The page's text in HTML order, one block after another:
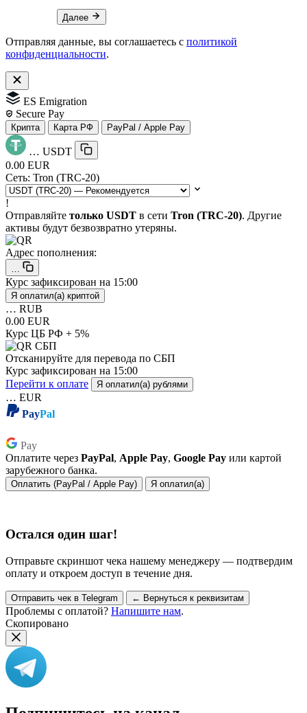
Далее
Отправляя данные, вы соглашаетесь с политикой
конфиденциальности.
ES Emigration
Secure Pay
Крипта Карта РФ PayPal / Apple Pay
… USDT
0.00 EUR
Сеть: Tron (TRC-20)
!
Отправляйте только USDT в сети Tron (TRC-20). Другие
активы будут безвозвратно утеряны.
Адрес пополнения:
Курс зафиксирован на 15:00
Я оплатил(а) криптой
… RUB
0.00 EUR
Курс ЦБ РФ + 5%
Отсканируйте для перевода по СБП
Курс зафиксирован на 15:00
Перейти к оплате
Я оплатил(а) рублями
… EUR
PayPal
Pay
Оплатите через PayPal, Apple Pay, Google Pay или картой
зарубежного банка.
Оплатить (PayPal / Apple Pay) Я оплатил(а)
Остался один шаг!
Отправьте скриншот чека нашему менеджеру — подтвердим
оплату и откроем доступ в течение дня.
Отправить чек в Telegram ← Вернуться к реквизитам
Проблемы с оплатой? Напишите нам.
Скопировано